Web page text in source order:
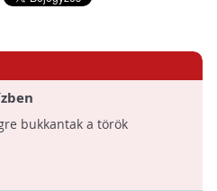
bukkantak a török